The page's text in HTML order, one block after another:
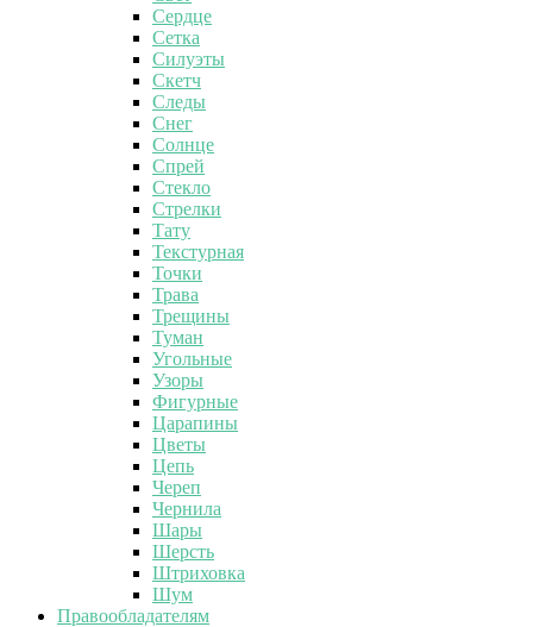
Сердце
Сетка
Силуэты
Скетч
Следы
Снег
Солнце
Спрей
Стекло
Стрелки
Тату
Текстурная
Точки
Трава
Трещины
Туман
Угольные
Узоры
Фигурные
Царапины
Цветы
Цепь
Череп
Чернила
Шары
Шерсть
Штриховка
Шум
Правообладателям